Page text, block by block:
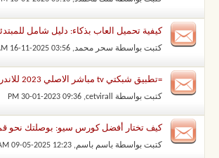
كيفية تحميل العاب بذكاء: دليل شامل
كتبت بواسطة سحر محمد‏, 16-11-2025 03:56 AM
=تطبيق شبكتي tv مباشر الاصلي 2023 للاندرويد وسمارت tv
كتبت بواسطة cetvirall
‏, 30-01-2023 09:36 PM
كيف تختار أفضل كورس سيو: بوصلتك نحو
كتبت بواسطة باسم باسم‏, 09-05-2025 12:23 AM